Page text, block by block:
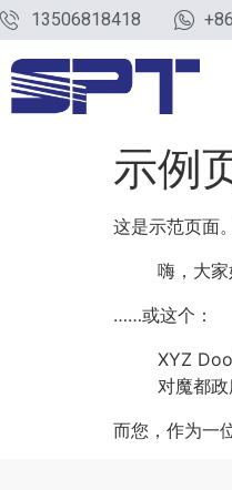
13506818418
示例
这是示范页面
嗨，大
……或这个：
XYZ
对魔都政
而您，作为一